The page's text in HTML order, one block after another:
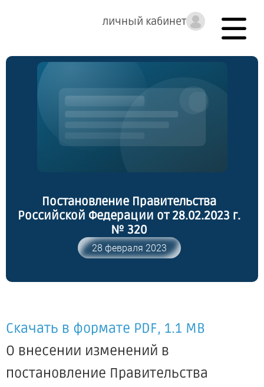
личный кабинет
Постановление Правительства
Российской Федерации от 28.02.2023 г.
№ 320
28 февраля 2023
Скачать в формате PDF, 1.1 MB
О внесении изменений в
постановление Правительства